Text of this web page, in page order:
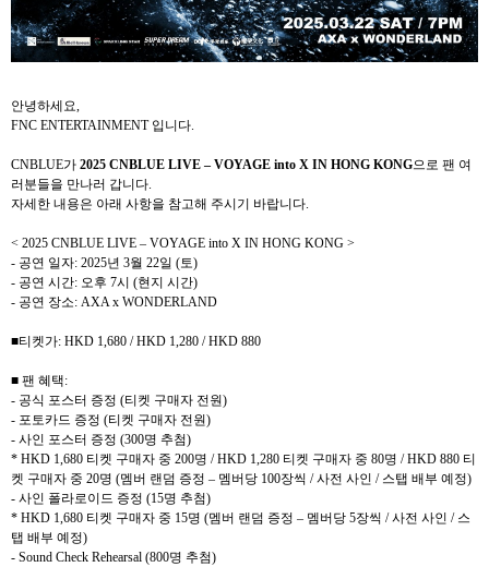
안녕하세요,
FNC ENTERTAINMENT 입니다.
CNBLUE가 2025 CNBLUE LIVE – VOYAGE into X IN HONG KONG으로 팬 여
러분들을 만나러 갑니다.
자세한 내용은 아래 사항을 참고해 주시기 바랍니다.
< 2025 CNBLUE LIVE – VOYAGE into X IN HONG KONG >
- 공연 일자: 2025년 3월 22일 (토)
- 공연 시간: 오후 7시 (현지 시간)
- 공연 장소: AXA x WONDERLAND
■티켓가: HKD 1,680 / HKD 1,280 / HKD 880
■ 팬 혜택:
- 공식 포스터 증정 (티켓 구매자 전원)
- 포토카드 증정 (티켓 구매자 전원)
- 사인 포스터 증정 (300명 추첨)
* HKD 1,680 티켓 구매자 중 200명 / HKD 1,280 티켓 구매자 중 80명 / HKD 880 티
켓 구매자 중 20명 (멤버 랜덤 증정 – 멤버당 100장씩 /사전 사인 / 스탭 배부 예정)
- 사인 폴라로이드 증정 (15명 추첨)
* HKD 1,680 티켓 구매자 중 15명 (멤버 랜덤 증정 – 멤버당 5장씩 /사전 사인 / 스
탭 배부 예정)
- Sound Check Rehearsal (800명 추첨)